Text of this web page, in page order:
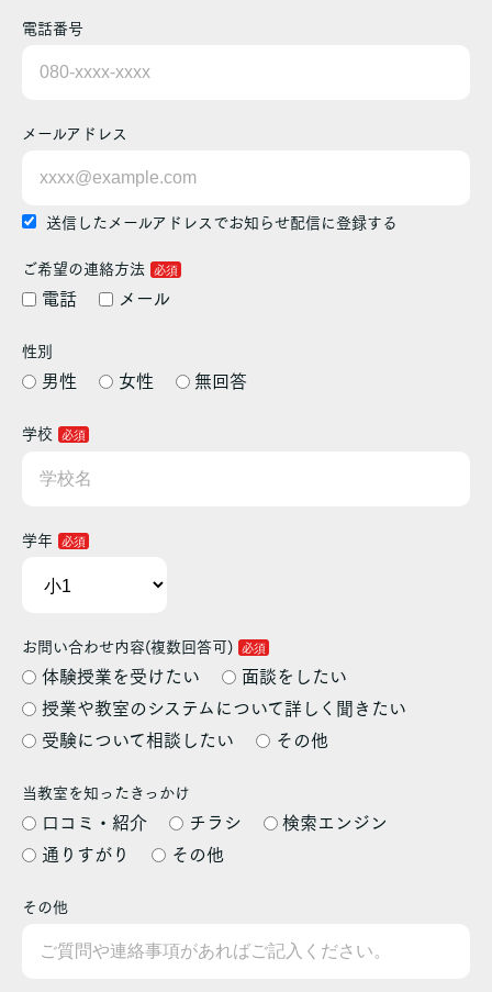
電話番号
メールアドレス
送信したメールアドレスでお知らせ配信に登録する
ご希望の連絡方法
電話 メール
性別
男性 女性 無回答
学校
学年
お問い合わせ内容(複数回答可)
体験授業を受けたい
面談をしたい
授業や教室のシステムについて詳しく聞きたい
受験について相談したい
その他
当教室を知ったきっかけ
口コミ・紹介 チラシ
検索エンジン
通りすがり
その他
その他